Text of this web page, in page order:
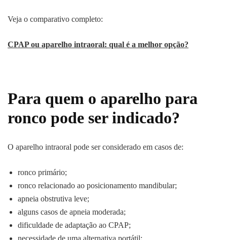
Veja o comparativo completo:
CPAP ou aparelho intraoral: qual é a melhor opção?
Para quem o aparelho para
ronco pode ser indicado?
O aparelho intraoral pode ser considerado em casos de:
ronco primário;
ronco relacionado ao posicionamento mandibular;
apneia obstrutiva leve;
alguns casos de apneia moderada;
dificuldade de adaptação ao CPAP;